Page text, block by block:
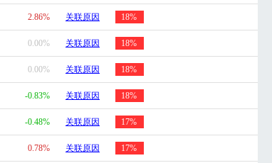
2.86% 关联原因 18%
0.00% 关联原因 18%
0.00% 关联原因 18%
-0.83% 关联原因 18%
-0.48% 关联原因 17%
0.78% 关联原因 17%